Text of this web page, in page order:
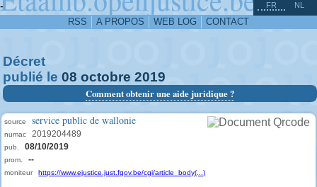
-
RSS A PROPOS WEB LOG CONTACT
FR NL
Décret
publié le 08 octobre 2019
Comment obtenir une aide juridique ?
source service public de wallonie
numac 2019204489
pub. 08/10/2019
prom. --
moniteur https://www.ejustice.just.fgov.be/cgi/article_body(...)
^